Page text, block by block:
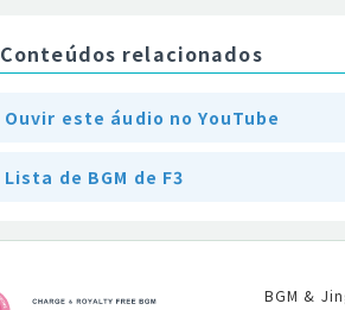
Conteúdos relacionados
Ouvir este áudio no YouTube
Lista de BGM de F3
BGM &